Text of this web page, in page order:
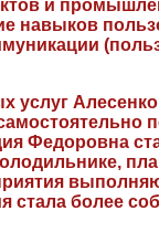
и
навыков
услуг
Федоровна
стала более